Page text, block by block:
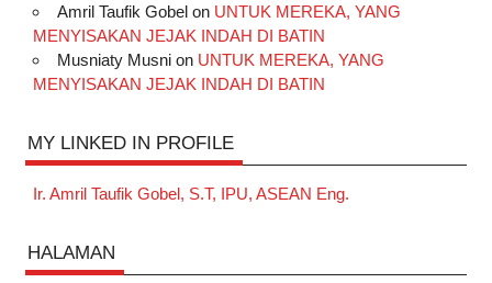
Amril Taufik Gobelon UNTUK MEREKA, YANG
MENYISAKAN JEJAK INDAH DI BATIN
Musniaty Musnion UNTUK MEREKA, YANG
MENYISAKAN JEJAK INDAH DI BATIN
MY LINKED IN PROFILE
Ir. Amril Taufik Gobel, S.T, IPU, ASEAN Eng.
HALAMAN